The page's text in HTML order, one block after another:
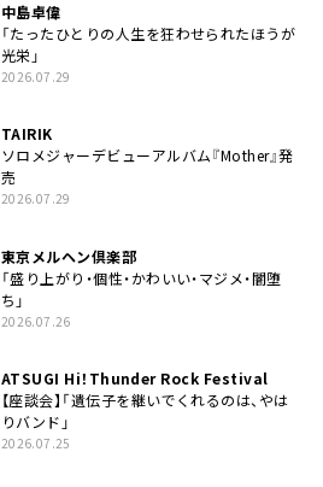
中島卓偉
「たったひとりの人生を狂わせられたほうが
光栄」
2026.07.29
TAIRIK
ソロメジャーデビューアルバム『Mother』発
売
2026.07.29
東京メルヘン倶楽部
「盛り上がり・個性・かわいい・マジメ・闇堕
ち」
2026.07.26
ATSUGI Hi！Thunder Rock Festival
【座談会】「遺伝子を継いでくれるのは、やは
りバンド」
2026.07.25